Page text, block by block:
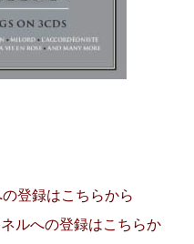
登録はこちらから
ルへの登録はこちらか